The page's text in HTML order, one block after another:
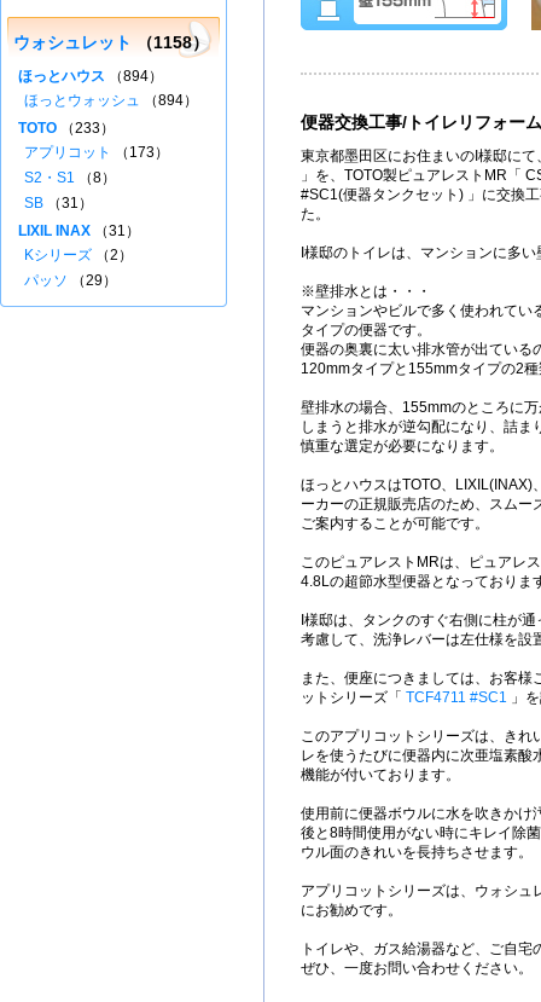
便器交換工事/トイレリフォーム
東京都墨田区にお住まいのI様邸に
」を、TOTO製ピュアレストMR「
#SC1(便器タンクセット) 」に交換
た。
I様邸のトイレは、マンションに多
※壁排水とは・・・
マンションやビルで多く使われてい
タイプの便器です。
便器の奥裏に太い排水管が出ている
120mmタイプと155mmタイプの2
壁排水の場合、155mmのところに
しまうと排水が逆勾配になり、詰ま
慎重な選定が必要になります。
ほっとハウスはTOTO、LIXIL(INAX)
ーカーの正規販売店のため、スムー
ご案内することが可能です。
このピュアレストMRは、ピュアレ
4.8Lの超節水型便器となっておりま
I様邸は、タンクのすぐ右側に柱が
考慮して、洗浄レバーは左仕様を設
また、便座につきましては、お客様
ットシリーズ「 TCF4711 #SC1 」
このアプリコットシリーズは、きれ
レを使うたびに便器内に次亜塩素酸
機能が付いております。
使用前に便器ボウルに水を吹きかけ
後と8時間使用がない時にキレイ除
ウル面のきれいを長持ちさせます。
アプリコットシリーズは、ウォシュ
にお勧めです。
トイレや、ガス給湯器など、ご自
ぜひ、一度お問い合わせください。
ウォシュレット （1158）
ほっとハウス （894）
ほっとウォッシュ （894）
TOTO （233）
アプリコット
（173）
S2・S1 （8）
SB （31）
LIXIL INAX （31）
Kシリーズ （2）
パッソ （29）